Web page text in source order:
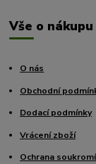
Vše o nákupu
O nás
Obchodní
Dodací podmínky
Vrácení zboží
Ochrana soukromí